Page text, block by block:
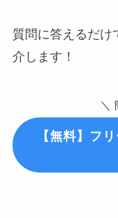
質問に答えるだけ
介します！
＼
【無料】フ